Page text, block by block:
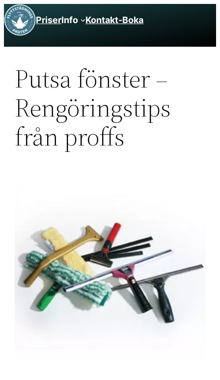
Hoppa
till
innehåll
PriserInfo Kontakt-Boka
Putsa fönster –
Rengöringstips
från proffs